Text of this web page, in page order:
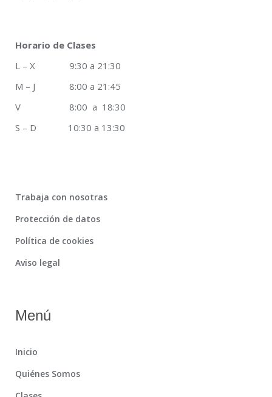
Horario de Clases
L – X 9:30 a 21:30
M – J 8:00 a 21:45
V 8:00 a 18:30
S – D 10:30 a 13:30
Trabaja con nosotras
Protección de datos
Política de cookies
Aviso legal
Menú
Inicio
Quiénes Somos